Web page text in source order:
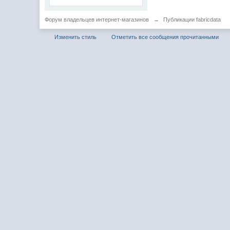
Форум владельцев интернет-магазинов → Публикации fabricdata
Изменить стиль Отметить все сообщения прочитанными